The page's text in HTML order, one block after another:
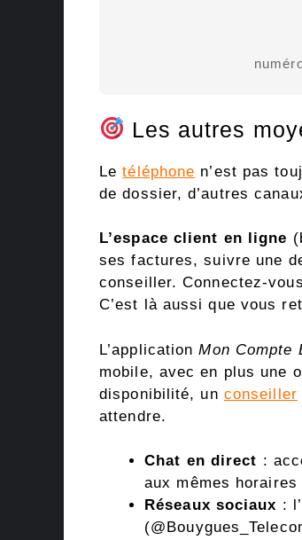
Les autres
Letéléphone n’est pas
de dossier, d’autres
L’espace client en ligne
ses factures, suivre une
conseiller. Connectez-
C’est là aussi que vous
L’applicationMon Compte
mobile, avec en plus une
disponibilité, un conseiller
attendre.
Chat en direct :
aux mêmes
Réseaux sociaux :